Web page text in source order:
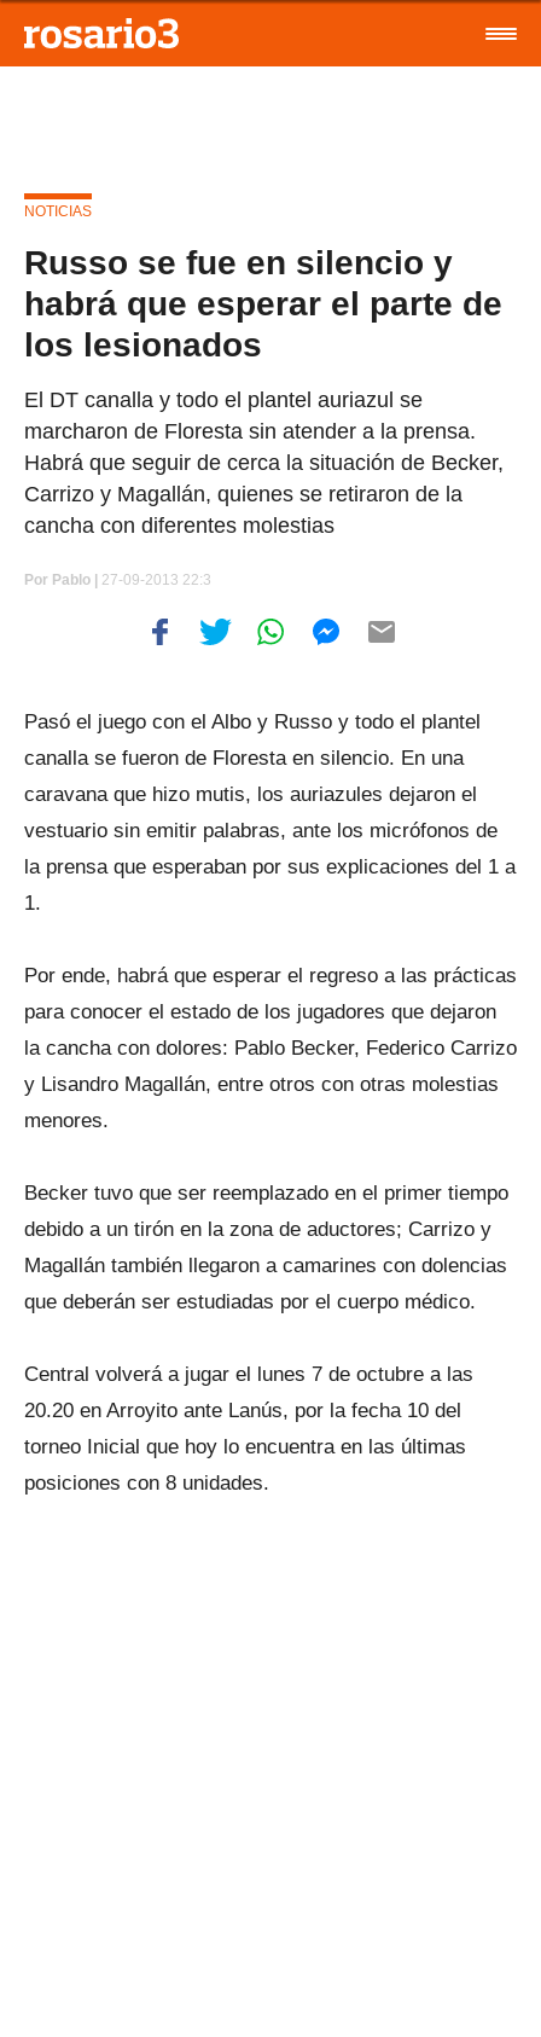
NOTICIAS
Russo se fue en silencio y
habrá que esperar el parte de
los lesionados
El DT canalla y todo el plantel auriazul se
marcharon de Floresta sin atender a la prensa.
Habrá que seguir de cerca la situación de Becker,
Carrizo y Magallán, quienes se retiraron de la
cancha con diferentes molestias
Por Pablo | 27-09-2013 22:3
Pasó el juego con el Albo y Russo y todo el plantel
canalla se fueron de Floresta en silencio. En una
caravana que hizo mutis, los auriazules dejaron el
vestuario sin emitir palabras, ante los micrófonos de
la prensa que esperaban por sus explicaciones del 1 a
1.
Por ende, habrá que esperar el regreso a las prácticas
para conocer el estado de los jugadores que dejaron
la cancha con dolores: Pablo Becker, Federico Carrizo
y Lisandro Magallán, entre otros con otras molestias
menores.
Becker tuvo que ser reemplazado en el primer tiempo
debido a un tirón en la zona de aductores; Carrizo y
Magallán también llegaron a camarines con dolencias
que deberán ser estudiadas por el cuerpo médico.
Central volverá a jugar el lunes 7 de octubre a las
20.20 en Arroyito ante Lanús, por la fecha 10 del
torneo Inicial que hoy lo encuentra en las últimas
posiciones con 8 unidades.